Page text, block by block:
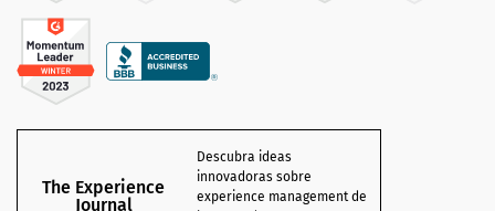
The Experience
Journal
Descubra ideas
innovadoras sobre
experience management de